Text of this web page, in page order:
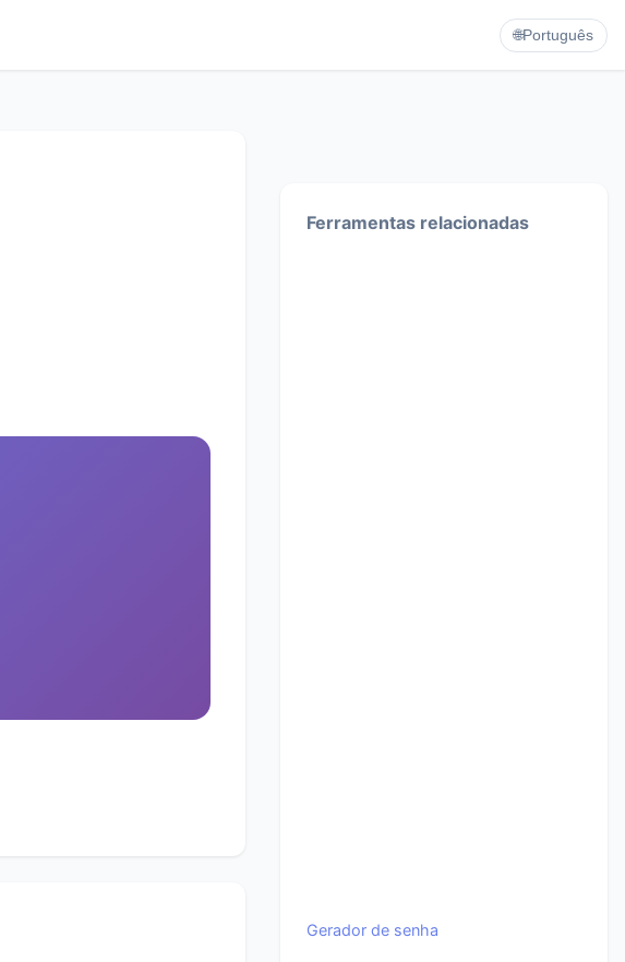
🌐Português
Ferramentas relacionadas
Gerador de senha